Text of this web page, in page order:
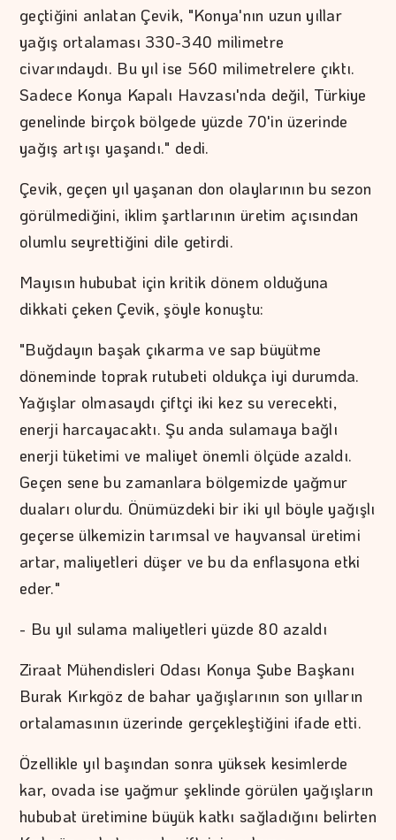
geçtiğini anlatan Çevik, "Konya'nın uzun yıllar
yağış ortalaması 330-340 milimetre
civarındaydı. Bu yıl ise 560 milimetrelere çıktı.
Sadece Konya Kapalı Havzası'nda değil, Türkiye
genelinde birçok bölgede yüzde 70'in üzerinde
yağış artışı yaşandı." dedi.
Çevik, geçen yıl yaşanan don olaylarının bu sezon
görülmediğini, iklim şartlarının üretim açısından
olumlu seyrettiğini dile getirdi.
Mayısın hububat için kritik dönem olduğuna
dikkati çeken Çevik, şöyle konuştu:
"Buğdayın başak çıkarma ve sap büyütme
döneminde toprak rutubeti oldukça iyi durumda.
Yağışlar olmasaydı çiftçi iki kez su verecekti,
enerji harcayacaktı. Şu anda sulamaya bağlı
enerji tüketimi ve maliyet önemli ölçüde azaldı.
Geçen sene bu zamanlara bölgemizde yağmur
duaları olurdu. Önümüzdeki bir iki yıl böyle yağışlı
geçerse ülkemizin tarımsal ve hayvansal üretimi
artar, maliyetleri düşer ve bu da enflasyona etki
eder."
- Bu yıl sulama maliyetleri yüzde 80 azaldı
Ziraat Mühendisleri Odası Konya Şube Başkanı
Burak Kırkgöz de bahar yağışlarının son yılların
ortalamasının üzerinde gerçekleştiğini ifade etti.
Özellikle yıl başından sonra yüksek kesimlerde
kar, ovada ise yağmur şeklinde görülen yağışların
hububat üretimine büyük katkı sağladığını belirten